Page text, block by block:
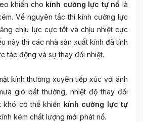
khiến cho kính cường lực tự nổ là
Về nguyên tắc thì kính cường lực
chịu lực cực tốt và chịu nhiệt cực
này thì các nhà sản xuất kính đã tính
tác động và sự thay đổi nhiệt.
kính thường xuyên tiếp xúc với ánh
gió bất thường, nhiệt độ thay đổi
khó có thể khiến kính cường lực tự
kém chất lượng mới phát nổ.